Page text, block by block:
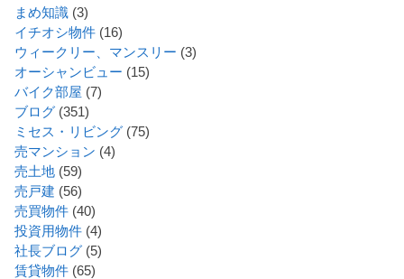
まめ知識 (3)
イチオシ物件 (16)
ウィークリー、マンスリー (3)
オーシャンビュー (15)
バイク部屋 (7)
ブログ (351)
ミセス・リビング (75)
売マンション (4)
売土地 (59)
売戸建 (56)
売買物件 (40)
投資用物件 (4)
社長ブログ (5)
賃貸物件 (65)